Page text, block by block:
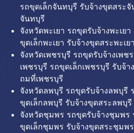
รถขุดเล็กจันทบุรี รับจ้างขุดสระ
จันทบุรี
จังหวัดพะเยา รถขุดรับจ้างพะเย
ขุดเล็กพะเยา รับจ้างขุดสระพะเ
จังหวัดเพชรบุรี รถขุดรับจ้างเพช
เพชรบุรี รถขุดเล็กเพชรบุรี รับจ้
ถมที่เพชรบุรี
จังหวัดลพบุรี รถขุดรับจ้างลพบุรี
ขุดเล็กลพบุรี รับจ้างขุดสระลพบุ
จังหวัดชุมพร รถขุดรับจ้างชุมพร
ขุดเล็กชุมพร รับจ้างขุดสระชุมพ